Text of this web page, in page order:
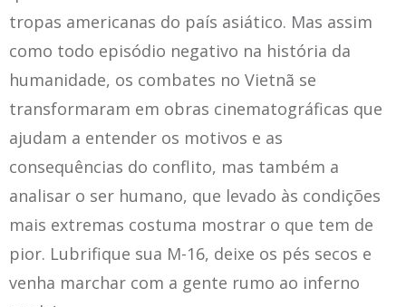
tropas americanas do país asiático. Mas assim
como todo episódio negativo na história da
humanidade, os combates no Vietnã se
transformaram em obras cinematográficas que
ajudam a entender os motivos e as
consequências do conflito, mas também a
analisar o ser humano, que levado às condições
mais extremas costuma mostrar o que tem de
pior. Lubrifique sua M-16, deixe os pés secos e
venha marchar com a gente rumo ao inferno